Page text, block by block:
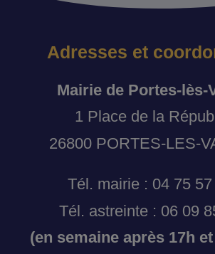
Adresses et
Mairie de Portes-lès-
1 Place de la
26800 PORTES-LES-
Tél. mairie : 04 75
Tél. astreinte : 06 09
(en semaine après 17h